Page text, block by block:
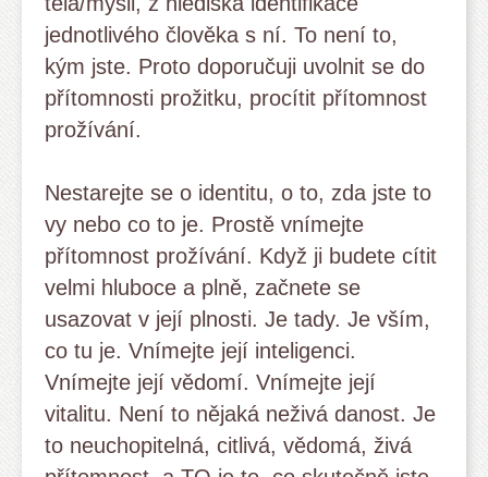
jednotlivého člověka s ní. To není to,
kým jste. Proto doporučuji uvolnit se do
přítomnosti prožitku, procítit přítomnost
prožívání.
Nestarejte se o identitu, o to, zda jste to
vy nebo co to je. Prostě vnímejte
přítomnost prožívání. Když ji budete cítit
velmi hluboce a plně, začnete se
usazovat v její plnosti. Je tady. Je vším,
co tu je. Vnímejte její inteligenci.
Vnímejte její vědomí. Vnímejte její
vitalitu. Není to nějaká neživá danost. Je
to neuchopitelná, citlivá, vědomá, živá